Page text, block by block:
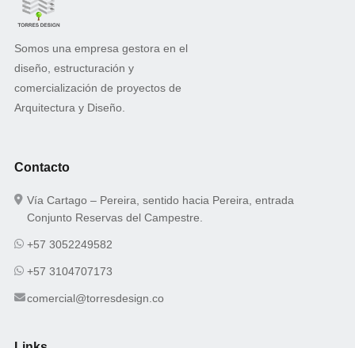
Somos una empresa gestora en el
diseño, estructuración y
comercialización de proyectos de
Arquitectura y Diseño.
Contacto
Vía Cartago – Pereira, sentido hacia Pereira, entrada
Conjunto Reservas del Campestre.
+57 3052249582
+57 3104707173
comercial@torresdesign.co